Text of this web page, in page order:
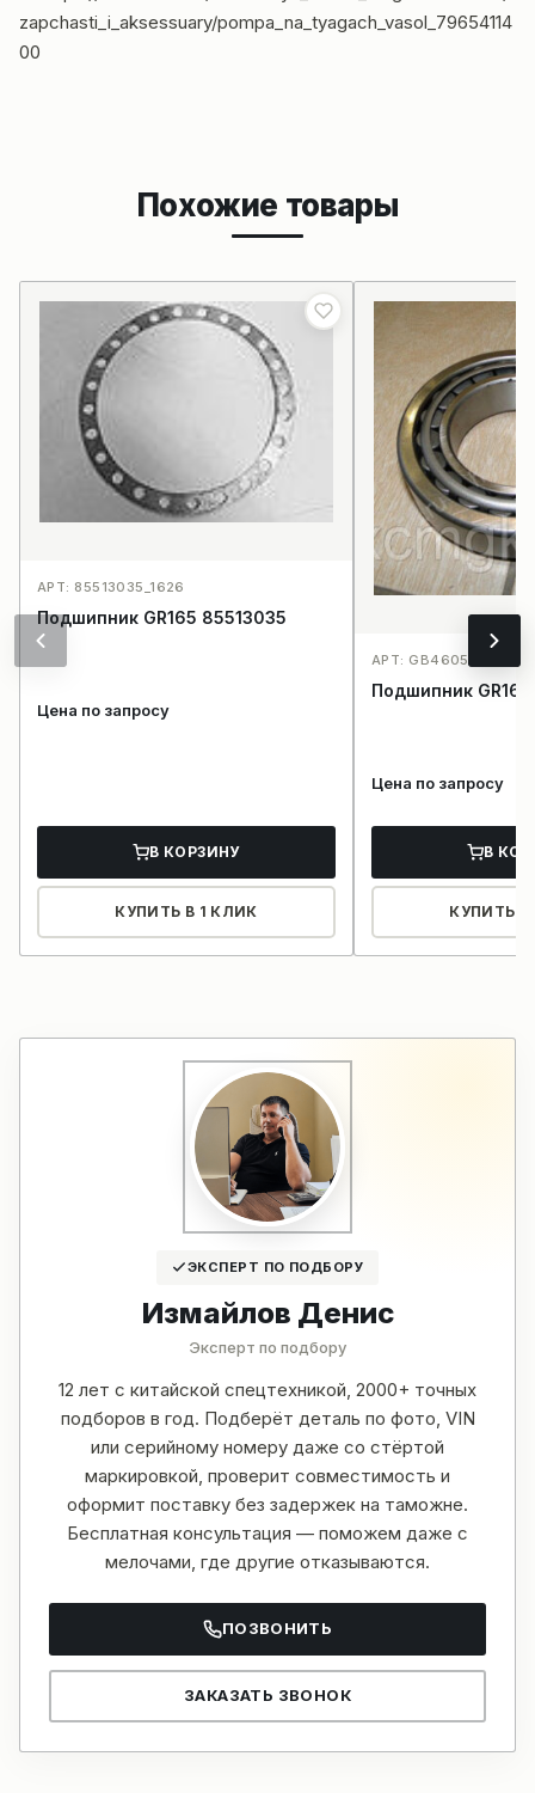
zapchasti_i_aksessuary/pompa_na_tyagach_vasol_79654114
00
Похожие товары
АРТ: 85513035_1626
Подшипник GR165 85513035
Цена по запросу
В КОРЗИНУ
КУПИТЬ В 1 КЛИК
АРТ: GB4605-
Подшипник
Цена по запросу
В
КУПИТЬ В
ЭКСПЕРТ ПО ПОДБОРУ
Измайлов Денис
Эксперт по подбору
12 лет с китайской спецтехникой, 2000+ точных
подборов в год. Подберёт деталь по фото, VIN
или серийному номеру даже со стёртой
маркировкой, проверит совместимость и
оформит поставку без задержек на таможне.
Бесплатная консультация — поможем даже с
мелочами, где другие отказываются.
ПОЗВОНИТЬ
ЗАКАЗАТЬ ЗВОНОК